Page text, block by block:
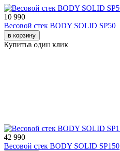
10 990
Весовой стек BODY SOLID SP50
в корзину
Купитьв один клик
42 990
Весовой стек BODY SOLID SP150